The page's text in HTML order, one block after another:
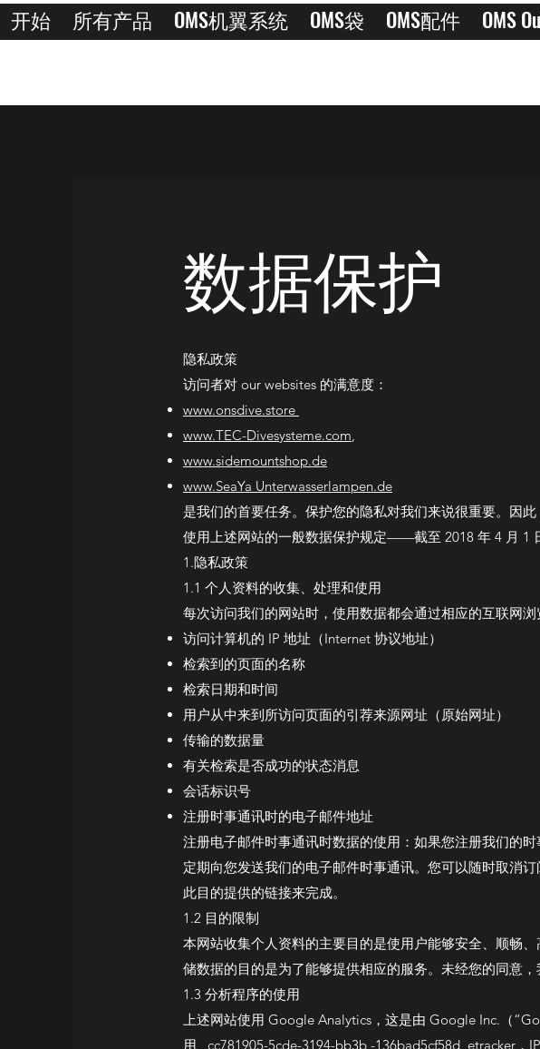
开始 所有产品 OMS机翼系统 OMS袋 OMS配件 OMS
数据保护
隐私政策
访问者对 our websites 的满意度：
www.onsdive.store
www.TEC-Divesysteme.com,
www.sidemountshop.de
www.SeaYa Unterwasserlampen.de
是我们的首要任务。保护您的隐私对我们来说很重要。因
使用上述网站的一般数据保护规定——截至 2018 年 4 月 1
1.隐私政策
1.1 个人资料的收集、处理和使用
每次访问我们的网站时，使用数据都会通过相应的互联网
访问计算机的 IP 地址（Internet 协议地址）
检索到的页面的名称
检索日期和时间
用户从中来到所访问页面的引荐来源网址（原始网址）
传输的数据量
有关检索是否成功的状态消息
会话标识号
注册时事通讯时的电子邮件地址
注册电子邮件时事通讯时数据的使用：如果您注册我们的
定期向您发送我们的电子邮件时事通讯。您可以随时取消
此目的提供的链接来完成。
1.2 目的限制
本网站收集个人资料的主要目的是使用户能够安全、顺畅
储数据的目的是为了能够提供相应的服务。未经您的同意
1.3 分析程序的使用
上述网站使用 Google Analytics，这是由 Google Inc.（
用 _cc781905-5cde-3194-bb3b -136bad5cf58d_etracker，